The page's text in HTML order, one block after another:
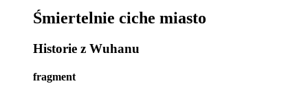
Śmiertelnie ciche miasto
Historie z Wuhanu
fragment